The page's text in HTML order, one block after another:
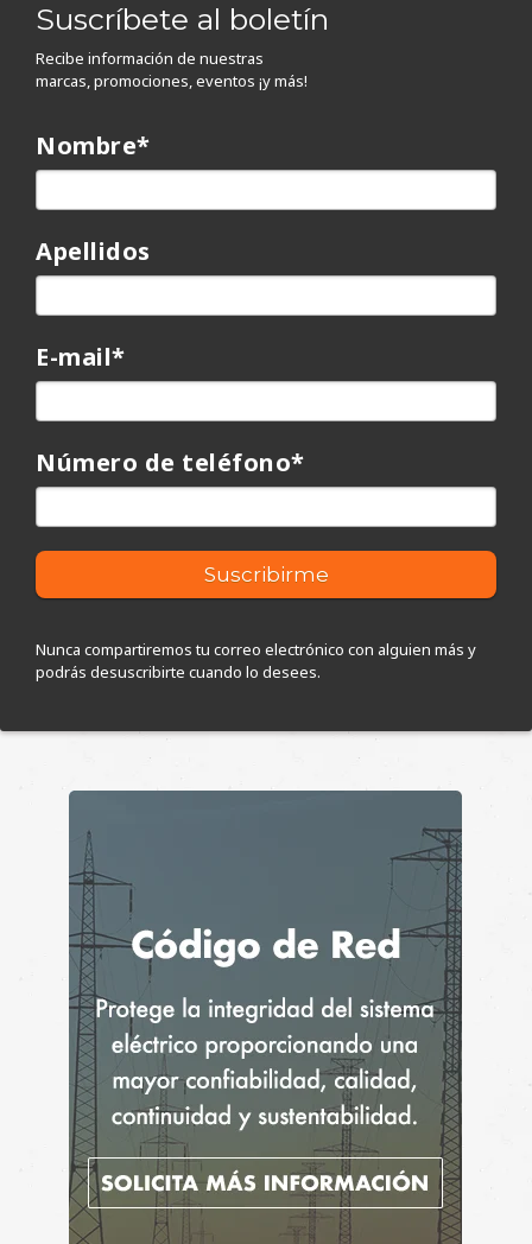
Suscríbete al boletín
Recibe información de nuestras
marcas, promociones, eventos ¡y más!
Nombre*
Apellidos
E-mail*
Número de teléfono*
Nunca compartiremos tu correo electrónico con alguien más y
podrás desuscribirte cuando lo desees.